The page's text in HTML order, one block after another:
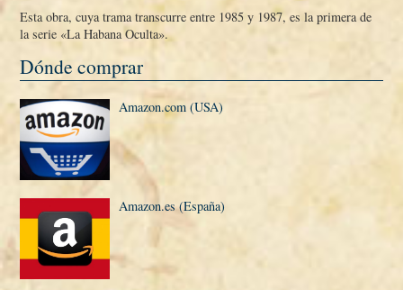
Esta obra, cuya trama transcurre entre 1985 y 1987, es la primera de
la serie «La Habana Oculta».
Dónde comprar
Amazon.com (USA)
Amazon.es (España)